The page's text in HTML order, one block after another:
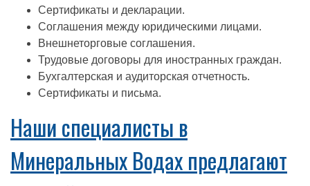
Сертификаты и декларации.
Соглашения между юридическими лицами.
Внешнеторговые соглашения.
Трудовые договоры для иностранных граждан.
Бухгалтерская и аудиторская отчетность.
Сертификаты и письма.
Наши специалисты в
Минеральных Водах предлагают